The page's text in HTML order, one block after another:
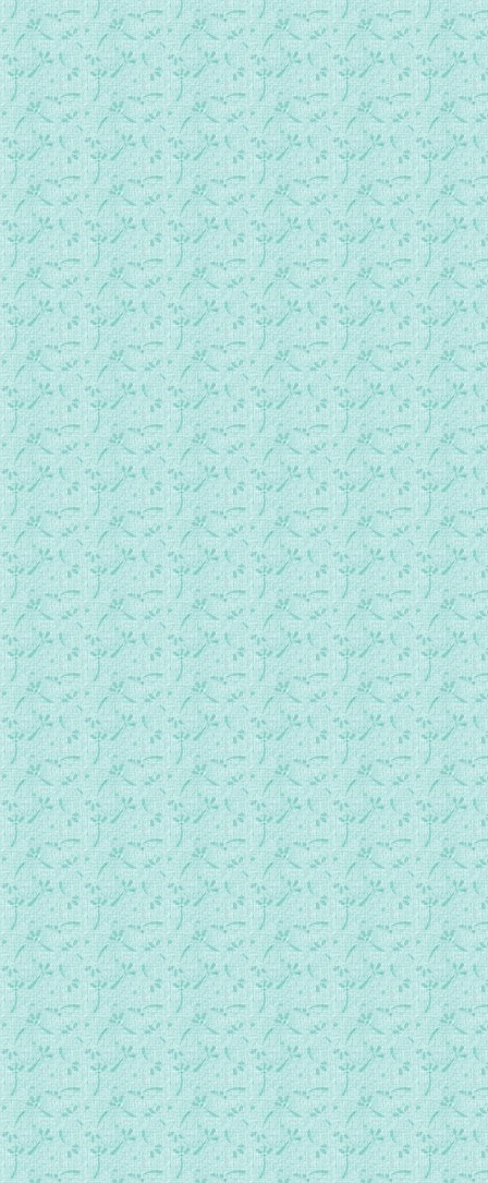
new070专访王巧明(三)：无限信靠上主.mp3
new071专访王巧明(四)：眼光注视那份荣耀.mp3
new072专访巫福生神父(一)：珍爱天主给的塔冷通.mp3
new073专访巫福生神父(二)：遥望方济走过的平原.mp3
new074专访巫福生神父(三)：耶稣也是小孩子的主.mp3
new075专访巫福生神父(四)：山高水长父母恩.mp3
new076专访王秋梨(一)：生活在音乐当中.mp3
new077专访王秋梨(二)：教宗亲自施洗.mp3
new078专访王秋梨(三)：活得清楚而精采.mp3
new079专访王秋梨(四)：每天洗涤自己.mp3
new080专访王秋梨(五)：天主陪我走每一段路.mp3
new081专访宋淑华、巴万(一)：思乡情愁.mp3
new082专访宋淑华、巴万(二)：人生如歌.mp3
new083专访宋淑华、巴万(三)：喜爱圣母.mp3
new084专访宋淑华、巴万(四)：有耶稣在.mp3
new085专访姜震(一)：唱的比唸的好.mp3
new086专访姜震(二)：简单而久远.mp3
new087专访姜震(三)：人是如此尊贵.mp3
new088专访姜震(四)：自己先被感动.mp3
new089专访姜震(五)：多样的面貌.mp3
new090专访姜震(六)：触动人的内心.mp3
new091专访高征财神父(一)：希望是生活的开始.mp3
new092专访高征财神父(二)：不要用歌词想像我.mp3
new093专访高征财神父(三)：天父自会照顾.mp3
new094专访高征财神父(四)：发现召叫的意义.mp3
new095专访高征财神父(五)：把福音传到年轻人心中.mp3
new096专访朱健仁(一)：用心的好伙伴.mp3
new097专访朱健仁(二)：很专业的祈祷.mp3
new098介绍黄友棣教授(一)：乐谱手稿超完美.mp3
new099介绍黄友棣教授(二)：树长大，鸟就飞来了.mp3
new100介绍黄友棣教授(三)：美丽的祈祷诗.mp3